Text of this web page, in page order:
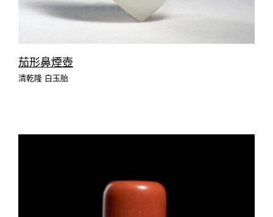
茄形鼻煙壺
清乾隆 白玉胎